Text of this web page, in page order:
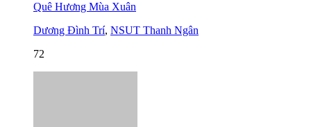
Quê Hương Mùa Xuân
Dương Đình Trí, NSUT Thanh Ngân
72